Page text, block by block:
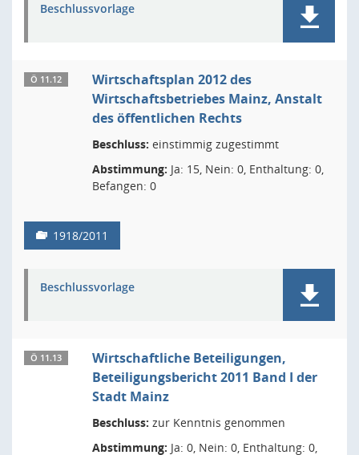
Beschlussvorlage
Ö 11.12
Wirtschaftsplan 2012 des
Wirtschaftsbetriebes Mainz, Anstalt
des öffentlichen Rechts
Beschluss: einstimmig zugestimmt
Abstimmung: Ja: 15, Nein: 0, Enthaltung: 0,
Befangen: 0
1918/2011
Beschlussvorlage
Ö 11.13
Wirtschaftliche Beteiligungen,
Beteiligungsbericht 2011 Band I der
Stadt Mainz
Beschluss: zur Kenntnis genommen
Abstimmung: Ja: 0, Nein: 0, Enthaltung: 0,